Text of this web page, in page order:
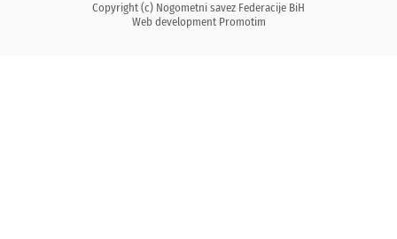
Copyright (c) Nogometni savez Federacije BiH
Web development Promotim